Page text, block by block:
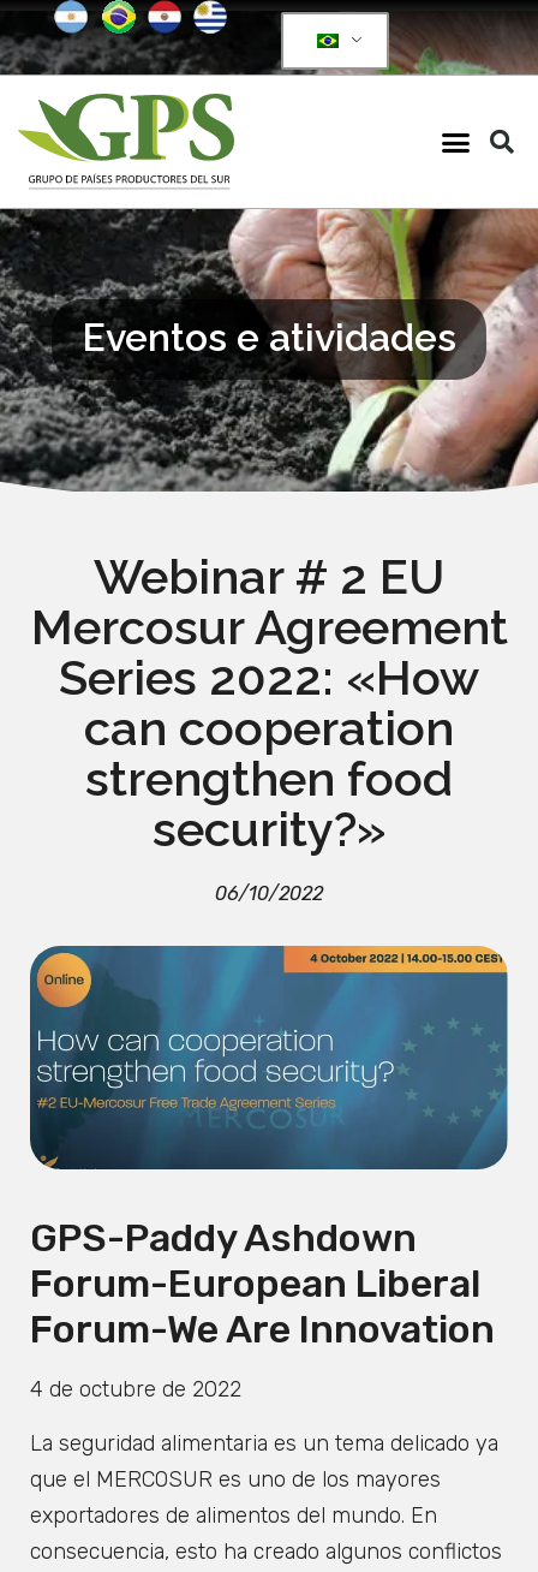
Eventos e atividades
Webinar # 2 EU
Mercosur Agreement
Series 2022: «How
can cooperation
strengthen food
security?»
06/10/2022
GPS-Paddy Ashdown
Forum-European Liberal
Forum-We Are Innovation
4 de octubre de 2022
La seguridad alimentaria es un tema delicado ya
que el MERCOSUR es uno de los mayores
exportadores de alimentos del mundo. En
consecuencia, esto ha creado algunos conflictos